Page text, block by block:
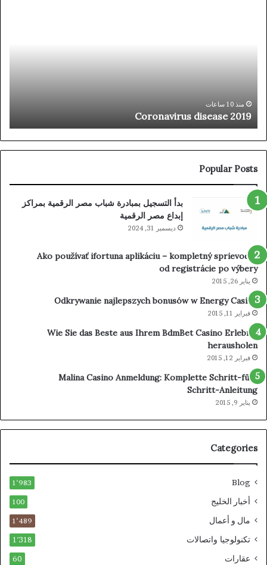
منذ 10 ساعات
Coronavirus disease 2019
من
Popular Posts
بدأ التسجيل بمبادرة شباب مصر الرقمية بمراكز
إبداع مصر الرقمية
ديسمبر 31, 2024
Ako používať ifortuna aplikáciu – kompletný sprievodca
od registrácie po výbery
يناير 26, 2015
Odkrywanie najlepszych bonusów w Energy Casino
فبراير 11, 2015
Wie Sie das Beste aus Ihrem BdmBet Casino Erlebnis
herausholen
فبراير 12, 2015
Malina Casino Anmeldung: Komplette Schritt-für-
Schritt-Anleitung
يناير 9, 2015
Categories
Blog 1٬983
أخبار الخليج 100
مال و أعمال 1٬489
تكنولوجيا واتصالات 1٬318
عقارات 60